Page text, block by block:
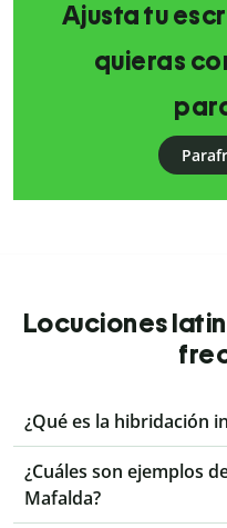
Ajusta tu
quieras
Locuciones
¿Qué es la hibridación
¿Cuáles son ejemplos
Mafalda?